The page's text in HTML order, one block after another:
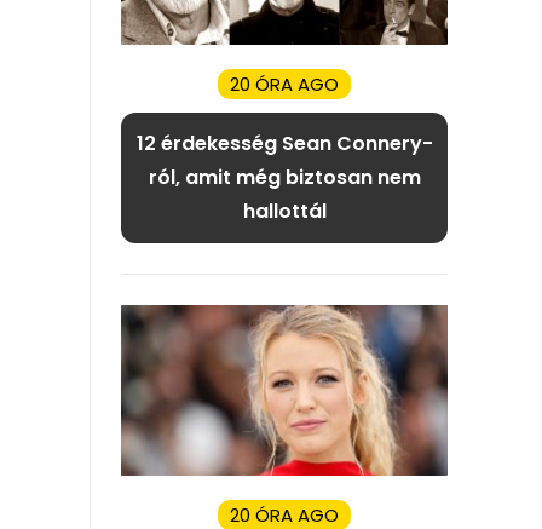
20 ÓRA AGO
12 érdekesség Sean Connery-
ról, amit még biztosan nem
hallottál
20 ÓRA AGO